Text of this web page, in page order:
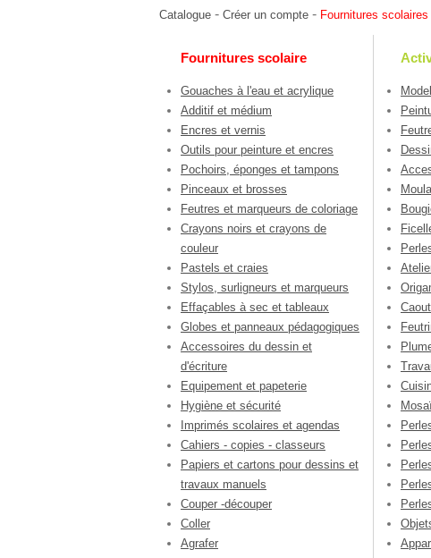
Catalogue - Créer un compte - Fournitures scolaires
Fournitures scolaire
Gouaches à l'eau et acrylique
Additif et médium
Encres et vernis
Outils pour peinture et encres
Pochoirs, éponges et tampons
Pinceaux et brosses
Feutres et marqueurs de coloriage
Crayons noirs et crayons de
couleur
Pastels et craies
Stylos, surligneurs et marqueurs
Effaçables à sec et tableaux
Globes et panneaux pédagogiques
Accessoires du dessin et
d'écriture
Equipement et papeterie
Hygiène et sécurité
Imprimés scolaires et agendas
Cahiers - copies - classeurs
Papiers et cartons pour dessins et
travaux manuels
Couper -découper
Coller
Agrafer